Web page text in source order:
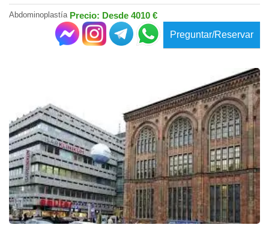
Abdominoplastía Precio: Desde 4010 €
Preguntar/Reservar